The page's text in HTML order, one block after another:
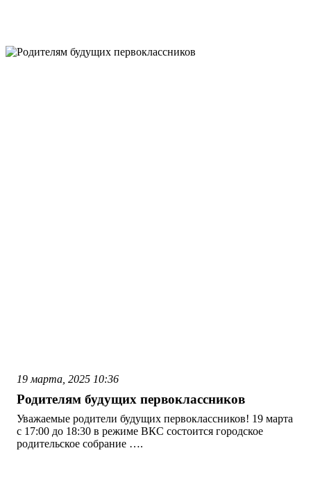
19 марта, 2025 10:36
Родителям будущих первоклассников
Уважаемые родители будущих первоклассников! 19 марта
с 17:00 до 18:30 в режиме ВКС состоится городское
родительское собрание ….